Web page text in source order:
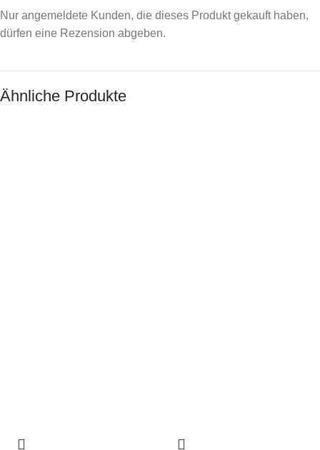
Nur angemeldete Kunden, die dieses Produkt gekauft haben,
dürfen eine Rezension abgeben.
Ähnliche Produkte